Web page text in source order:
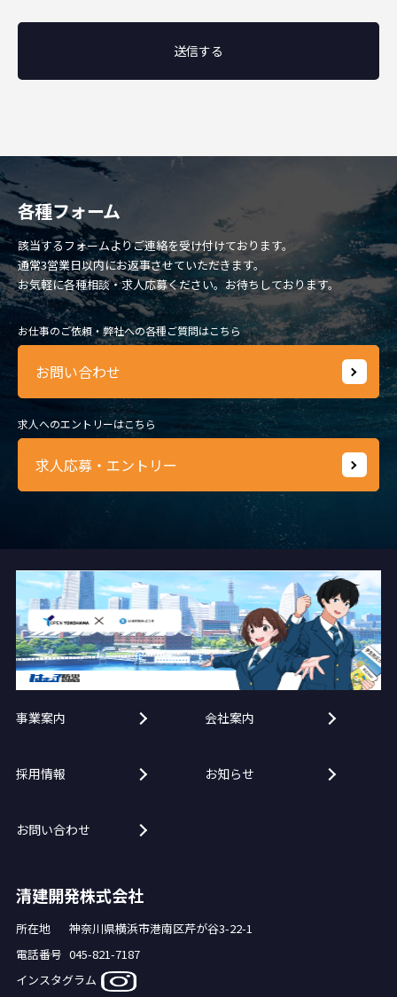
各種フォーム
該当するフォームよりご連絡を受け付けております。
通常3営業日以内にお返事させていただきます。
お気軽に各種相談・求人応募ください。お待ちしております。
お仕事のご依頼・弊社への各種ご質問はこちら
お問い合わせ
求人へのエントリーはこちら
求人応募・エントリー
清建開発株式会社
所在地
神奈川県横浜市港南区芹が谷3-22-1
電話番号 045-821-7187
インスタグラム
事業案内 会社案内
採用情報 お知らせ
お問い合わせ